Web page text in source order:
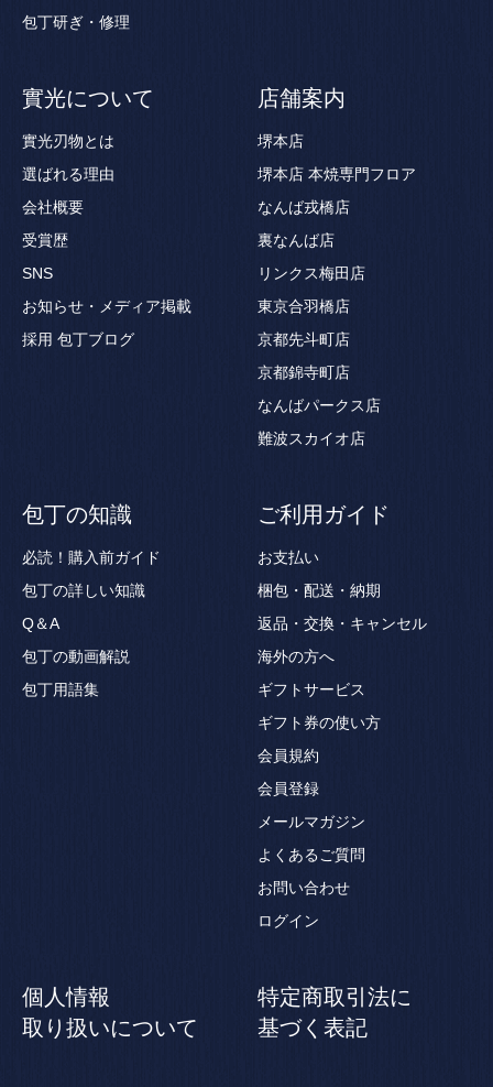
包丁研ぎ・修理
實光について
實光刃物とは
選ばれる理由
会社概要
受賞歴
SNS
お知らせ・メディア掲載
採用 包丁ブログ
店舗案内
堺本店
堺本店 本焼専門フロア
なんば戎橋店
裏なんば店
リンクス梅田店
東京合羽橋店
京都先斗町店
京都錦寺町店
なんばパークス店
難波スカイオ店
包丁の知識
必読！購入前ガイド
包丁の詳しい知識
Q＆A
包丁の動画解説
包丁用語集
ご利用ガイド
お支払い
梱包・配送・納期
返品・交換・キャンセル
海外の方へ
ギフトサービス
ギフト券の使い方
会員規約
会員登録
メールマガジン
よくあるご質問
お問い合わせ
ログイン
個人情報
取り扱いについて
特定商取引法に
基づく表記